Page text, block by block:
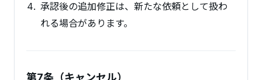
承認後の追加修正は、新たな依頼として扱わ
れる場合があります。
第7条（キャンセル）